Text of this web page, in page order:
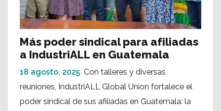
Más poder sindical para afiliadas
a IndustriALL en Guatemala
18 agosto, 2025 Con talleres y diversas
reuniones, IndustriALL Global Union fortalece el
poder sindical de sus afiliadas en Guatemala: la